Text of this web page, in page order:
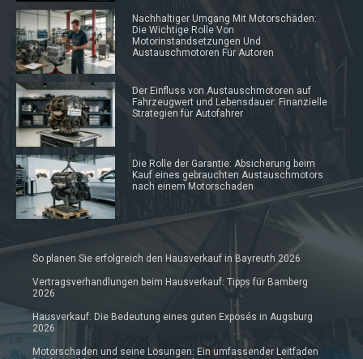
Nachhaltiger Umgang Mit Motorschäden:
Die Wichtige Rolle Von
Motorinstandsetzungen Und
Austauschmotoren Für Autoren
Der Einfluss von Austauschmotoren auf
Fahrzeugwert und Lebensdauer: Finanzielle
Strategien für Autofahrer
Die Rolle der Garantie: Absicherung beim
Kauf eines gebrauchten Austauschmotors
nach einem Motorschaden
So planen Sie erfolgreich den Hausverkauf in Bayreuth 2026
Vertragsverhandlungen beim Hausverkauf: Tipps für Bamberg
2026
Hausverkauf: Die Bedeutung eines guten Exposés in Augsburg
2026
Motorschaden und seine Lösungen: Ein umfassender Leitfaden